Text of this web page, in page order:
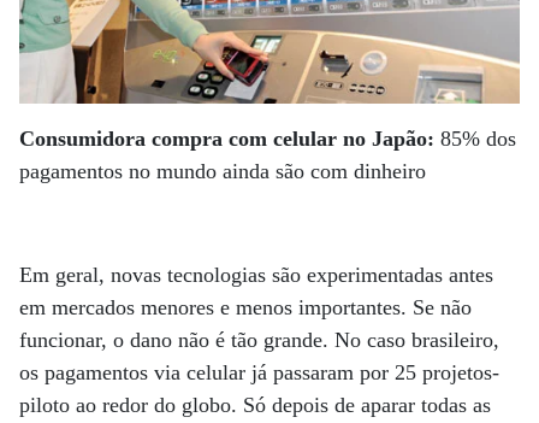
Consumidora compra com celular no Japão: 85% dos
pagamentos no mundo ainda são com dinheiro
Em geral, novas tecnologias são experimentadas antes
em mercados menores e menos importantes. Se não
funcionar, o dano não é tão grande. No caso brasileiro,
os pagamentos via celular já passaram por 25 projetos-
piloto ao redor do globo. Só depois de aparar todas as